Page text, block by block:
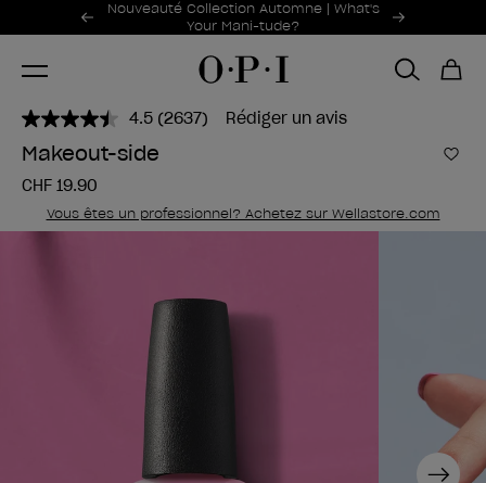
Offres promotionnelles
Nouveauté Collection Automne | What's
Your Mani-tude?
Item 1 of 2
4.5 Lire
avis.
la
même
(2637) Rédiger un avis
Makeout-side
CHF 19.90
Vous êtes un professionnel? Achetez sur Wellastore.com
Next